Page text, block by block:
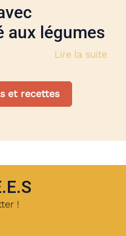
aux légumes
Lire la suite
et recettes
!